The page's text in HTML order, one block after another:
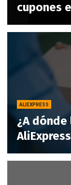
cupones
ALIEXPRESS
¿A